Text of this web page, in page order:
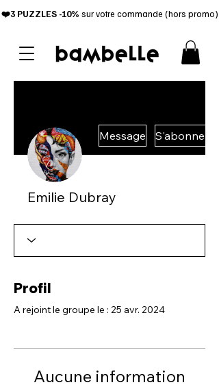
❤️3 PUZZLES -10% sur votre commande (hors promo)
Message S'abonner
Emilie Dubray
Profil
A rejoint le groupe le : 25 avr. 2024
Aucune information